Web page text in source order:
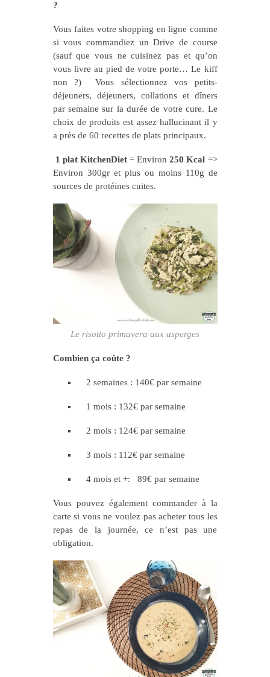
?
Vous faites votre shopping en ligne comme
si vous commandiez un Drive de course
(sauf que vous ne cuisinez pas et qu’on
vous livre au pied de votre porte… Le kiff
non ?) Vous sélectionnez vos petits-
déjeuners, déjeuners, collations et dîners
par semaine sur la durée de votre cure. Le
choix de produits est assez hallucinant il y
a près de 60 recettes de plats principaux.
1 plat KitchenDiet = Environ250 Kcal =>
Environ 300gr et plus ou moins 110g de
sources de protéines cuites.
Le risotto primavera aux asperges
Combien ça coûte ?
2 semaines : 140€ par semaine
1 mois : 132€ par semaine
2 mois : 124€ par semaine
3 mois : 112€ par semaine
4 mois et +: 89€ par semaine
Vous pouvez également commander à la
carte si vous ne voulez pas acheter tous les
repas de la journée, ce n’est pas une
obligation.